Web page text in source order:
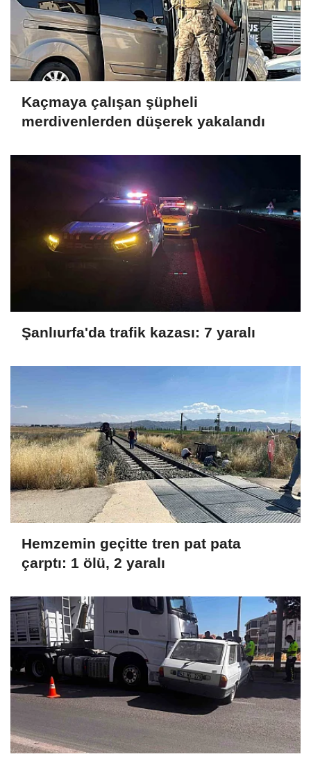
Kaçmaya çalışan şüpheli
merdivenlerden düşerek yakalandı
Şanlıurfa'da trafik kazası: 7 yaralı
Hemzemin geçitte tren pat pata
çarptı: 1 ölü, 2 yaralı